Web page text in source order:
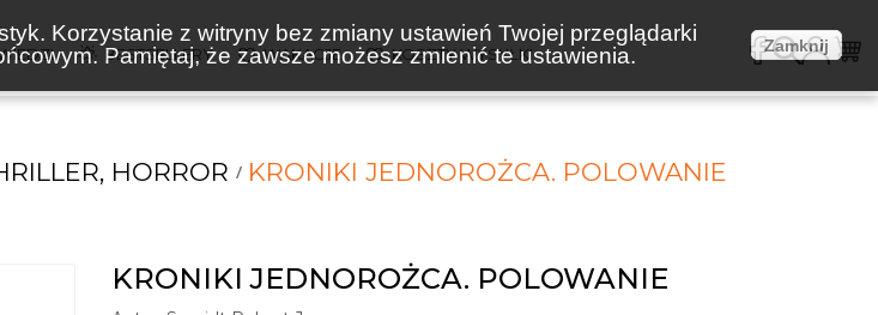
Korzystanie z witryny bez zmiany ustawień Twojej przeglądarki
Pamiętaj, że zawsze możesz zmienić te ustawienia.
Zamknij
BESTSELLERY WAKACJE KOSZTY WYSYŁKI
HORROR KRONIKI JEDNOROŻCA. POLOWANIE
KRONIKI JEDNOROŻCA. POLOWANIE